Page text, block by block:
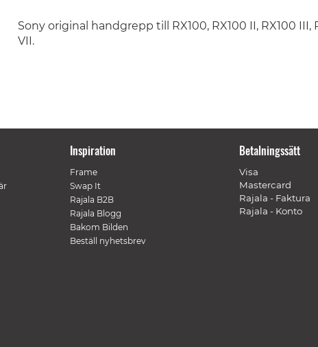
Sony original handgrepp till RX100, RX100 II, RX100 III,
VII.
Inspiration
Frame
Swap It
Rajala B2B
Rajala Blogg
Bakom Bilden
Beställ nyhetsbrev
Betalningssätt
Visa
Mastercard
Rajala - Faktura
Rajala - Konto